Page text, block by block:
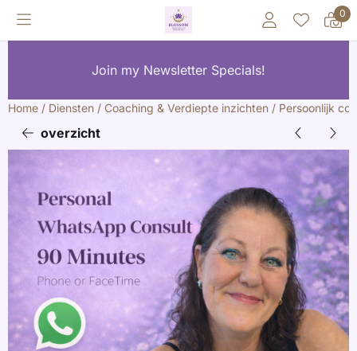
Cookievoorkeuren zijn momenteel gesloten. 0
Join my Newsletter Specials!
Home / Diensten / Coaching & Verdiepte inzichten / Persoonlijk
overzicht